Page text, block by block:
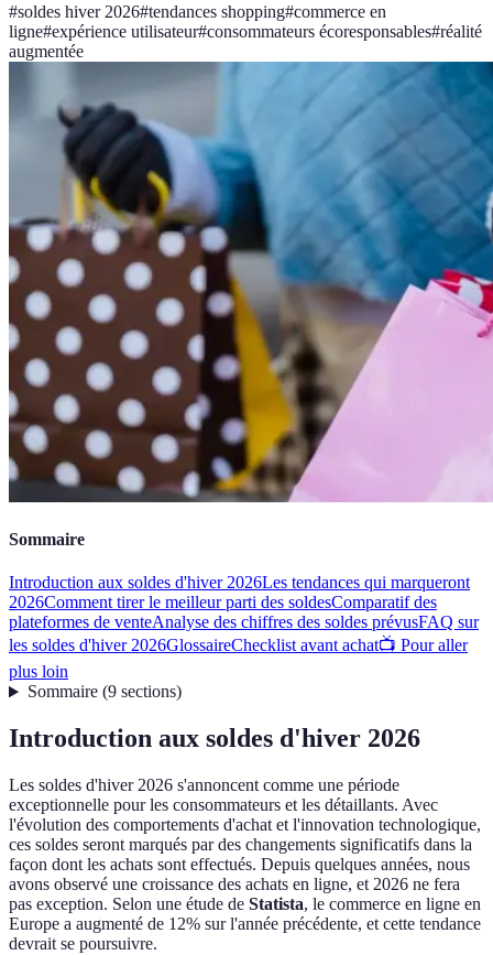
#soldes hiver 2026#tendances shopping#commerce en
ligne#expérience utilisateur#consommateurs écoresponsables#réalité
augmentée
Sommaire
Introduction aux soldes d'hiver 2026Les tendances qui marqueront
2026Comment tirer le meilleur parti des soldesComparatif des
plateformes de venteAnalyse des chiffres des soldes prévusFAQ sur
les soldes d'hiver 2026GlossaireChecklist avant achat📺 Pour aller
plus loin
Sommaire(9 sections)
Introduction aux soldes d'hiver 2026
Les soldes d'hiver 2026 s'annoncent comme une période
exceptionnelle pour les consommateurs et les détaillants. Avec
l'évolution des comportements d'achat et l'innovation technologique,
ces soldes seront marqués par des changements significatifs dans la
façon dont les achats sont effectués. Depuis quelques années, nous
avons observé une croissance des achats en ligne, et 2026 ne fera
pas exception. Selon une étude de Statista, le commerce en ligne en
Europe a augmenté de 12% sur l'année précédente, et cette tendance
devrait se poursuivre.